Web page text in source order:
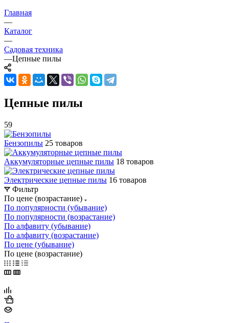
Главная
—
Каталог
—
Садовая техника
—Цепные пилы
Цепные пилы
59
Бензопилы 25 товаров
Аккумуляторные цепные пилы 18 товаров
Электрические цепные пилы 16 товаров
Фильтр
По цене (возрастание)
По популярности (убывание)
По популярности (возрастание)
По алфавиту (убывание)
По алфавиту (возрастание)
По цене (убывание)
По цене (возрастание)